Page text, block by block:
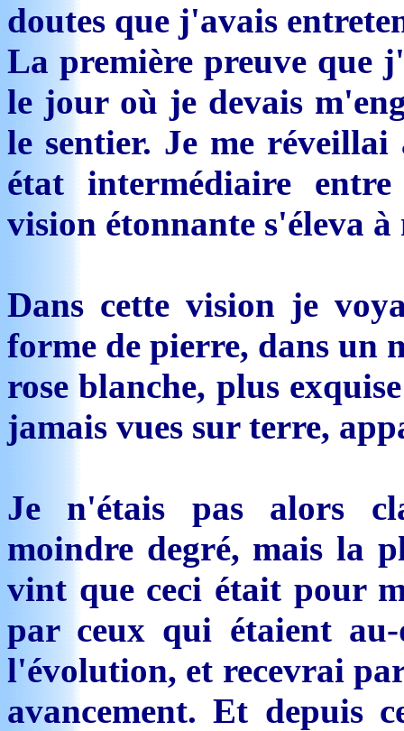
doutes que j'avais
La première preuve que
le jour où je devais
le sentier. Je me
état intermédiaire
vision étonnante s'éleva à
Dans cette vision je
forme de pierre, dans un
rose blanche, plus
jamais vues sur terre,
Je n'étais pas alors
moindre degré, mais la
vint que ceci était pour
par ceux qui étaient
l'évolution, et recevrai
avancement. Et depuis